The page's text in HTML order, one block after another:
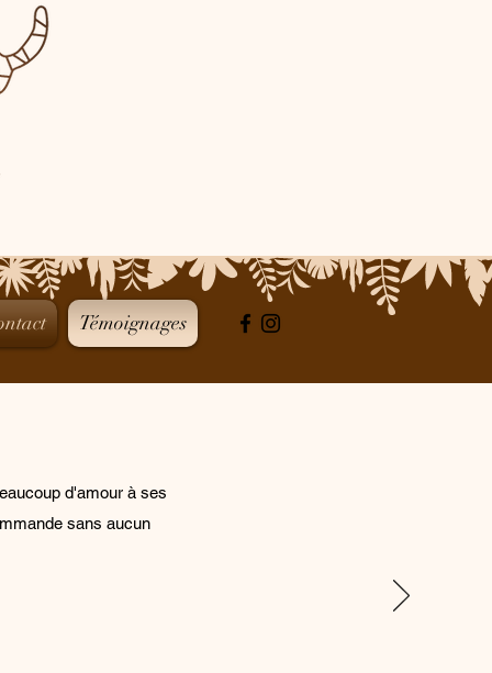
Témoignages
d'amour à ses
sans aucun